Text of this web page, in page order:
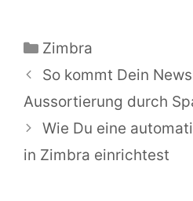
Kategorien
Zimbra
So kommt Dein
Aussortierung durch
Wie Du eine
in Zimbra einrichtest